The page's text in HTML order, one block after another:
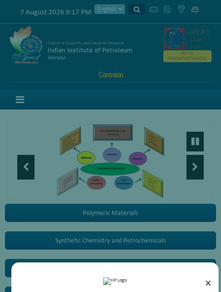
×
7 August 2026 9:17 PM
Corrosion
GSTIN
05AAATC2716R2ZK
Polymeric Materials
Synthetic Chemistry and Petrochemicals